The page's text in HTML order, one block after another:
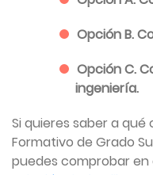
Opción B.
Opción C.
ingeniería.
Si quieres saber a
Formativo de Grado
puedes comprobar